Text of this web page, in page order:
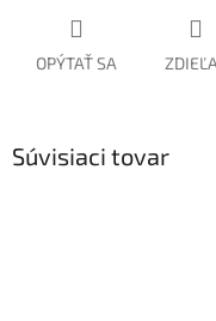
OPÝTAŤ SA
Súvisiaci tovar